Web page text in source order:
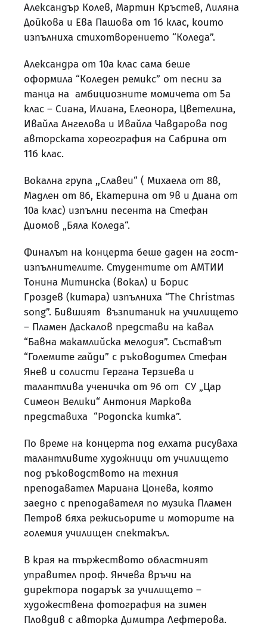
Александър Колев, Мартин Кръстев, Лиляна
Дойкова и Ева Пашова от 1б клас, които
изпълниха стихотворението “Коледа”.
Александра от 10а клас сама беше
оформила “Коледен ремикс” от песни за
танца на амбициозните момичета от 5а
клас – Сиана, Илиана, Елеонора, Цветелина,
Ивайла Ангелова и Ивайла Чавдарова под
авторската хореография на Сабрина от
11б клас.
Вокална група ,,Славеи“ ( Михаела от 8в,
Мадлен от 8б, Екатерина от 9в и Диана от
10а клас) изпълни песента на Стефан
Диомов „Бяла Коледа“.
Финалът на концерта беше даден на гост-
изпълнителите. Студентите от АМТИИ
Тонина Митинска (вокал) и Борис
Гроздев (китара) изпълниха “The Christmas
song”. Бившият възпитаник на училището
– Пламен Даскалов представи на кавал
“Бавна макамлийска мелодия”. Съставът
“Големите гайди” с ръководител Стефан
Янев и солисти Гергана Терзиева и
талантлива ученичка от 9б от СУ „Цар
Симеон Велики“ Антония Маркова
представиха “Родопска китка”.
По време на концерта под елхата рисуваха
талантливите художници от училището
под ръководството на техния
преподавател Мариана Цонева, която
заедно с преподавателя по музика Пламен
Петров бяха режисьорите и моторите на
големия училищен спектакъл.
В края на тържеството областният
управител проф. Янчева връчи на
директора подарък за училището –
художествена фотография на зимен
Пловдив с авторка Димитра Лефтерова.